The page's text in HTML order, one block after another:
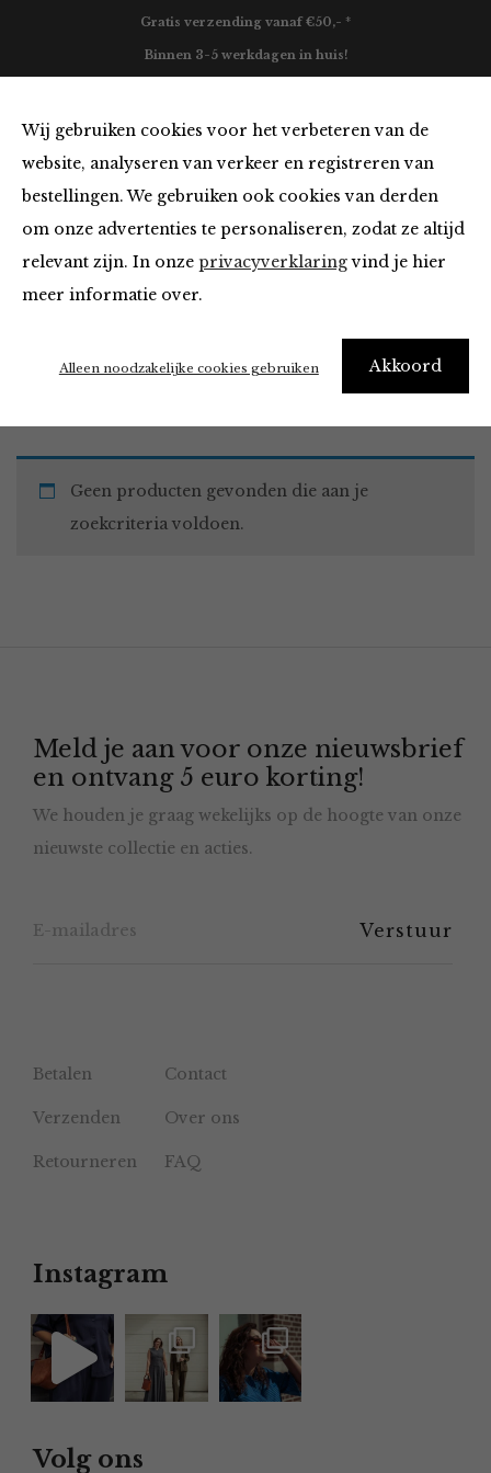
Wij gebruiken cookies voor het verbeteren van de
website, analyseren van verkeer en registreren van
bestellingen. We gebruiken ook cookies van derden
om onze advertenties te personaliseren, zodat ze altijd
relevant zijn. In onze privacyverklaringvind je hier
meer informatie over.
Akkoord
Alleen noodzakelijke cookies gebruiken
Gratis verzending vanaf €50,- *
Binnen 3-5 werkdagen in huis!
Must Haves
Home Winkel Accessoires Must Haves
Geen producten gevonden die aan je
zoekcriteria voldoen.
Meld je aan voor onze nieuwsbrief
en ontvang 5 euro korting!
We houden je graag wekelijks op de hoogte van onze
nieuwste collectie en acties.
Betalen Contact
Verzenden Over ons
Retourneren FAQ
Instagram
Volg ons